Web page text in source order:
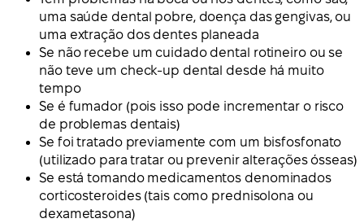
uma saúde dental pobre, doença das gengivas, ou
uma extração dos dentes planeada
Se não recebe um cuidado dental rotineiro ou se
não teve um check-up dental desde há muito
tempo
Se é fumador (pois isso pode incrementar o risco
de problemas dentais)
Se foi tratado previamente com um bisfosfonato
(utilizado para tratar ou prevenir alterações ósseas)
Se está tomando medicamentos denominados
corticosteroides (tais como prednisolona ou
dexametasona)